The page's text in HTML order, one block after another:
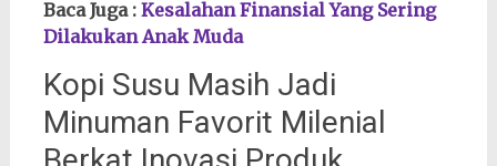
Baca Juga : Kesalahan Finansial Yang Sering
Dilakukan Anak Muda
Kopi Susu Masih Jadi
Minuman Favorit Milenial